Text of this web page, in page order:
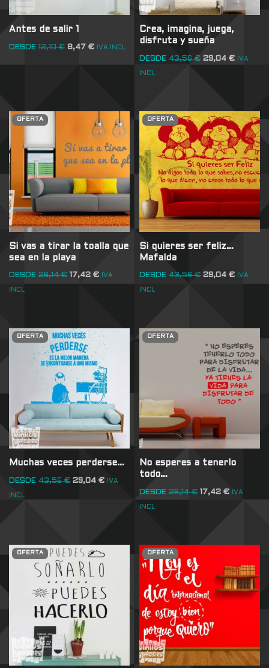
Antes de salir 1
DESDE 12,10€ 8,47 € IVA INCL
Crea, imagina, juega,
disfruta y sueña
DESDE 43,56€ 29,04€ IVA
INCL
OFERTA
Si vas a tirar la toalla que
sea en la playa
DESDE 26,14€ 17,42 € IVA
INCL
OFERTA
Si quieres ser feliz…
Mafalda
DESDE 43,56€ 29,04€ IVA
INCL
OFERTA
Muchas veces perderse…
DESDE 43,56€ 29,04 € IVA
INCL
OFERTA
No esperes a tenerlo
todo…
DESDE 26,14€ 17,42€ IVA
INCL
OFERTA OFERTA